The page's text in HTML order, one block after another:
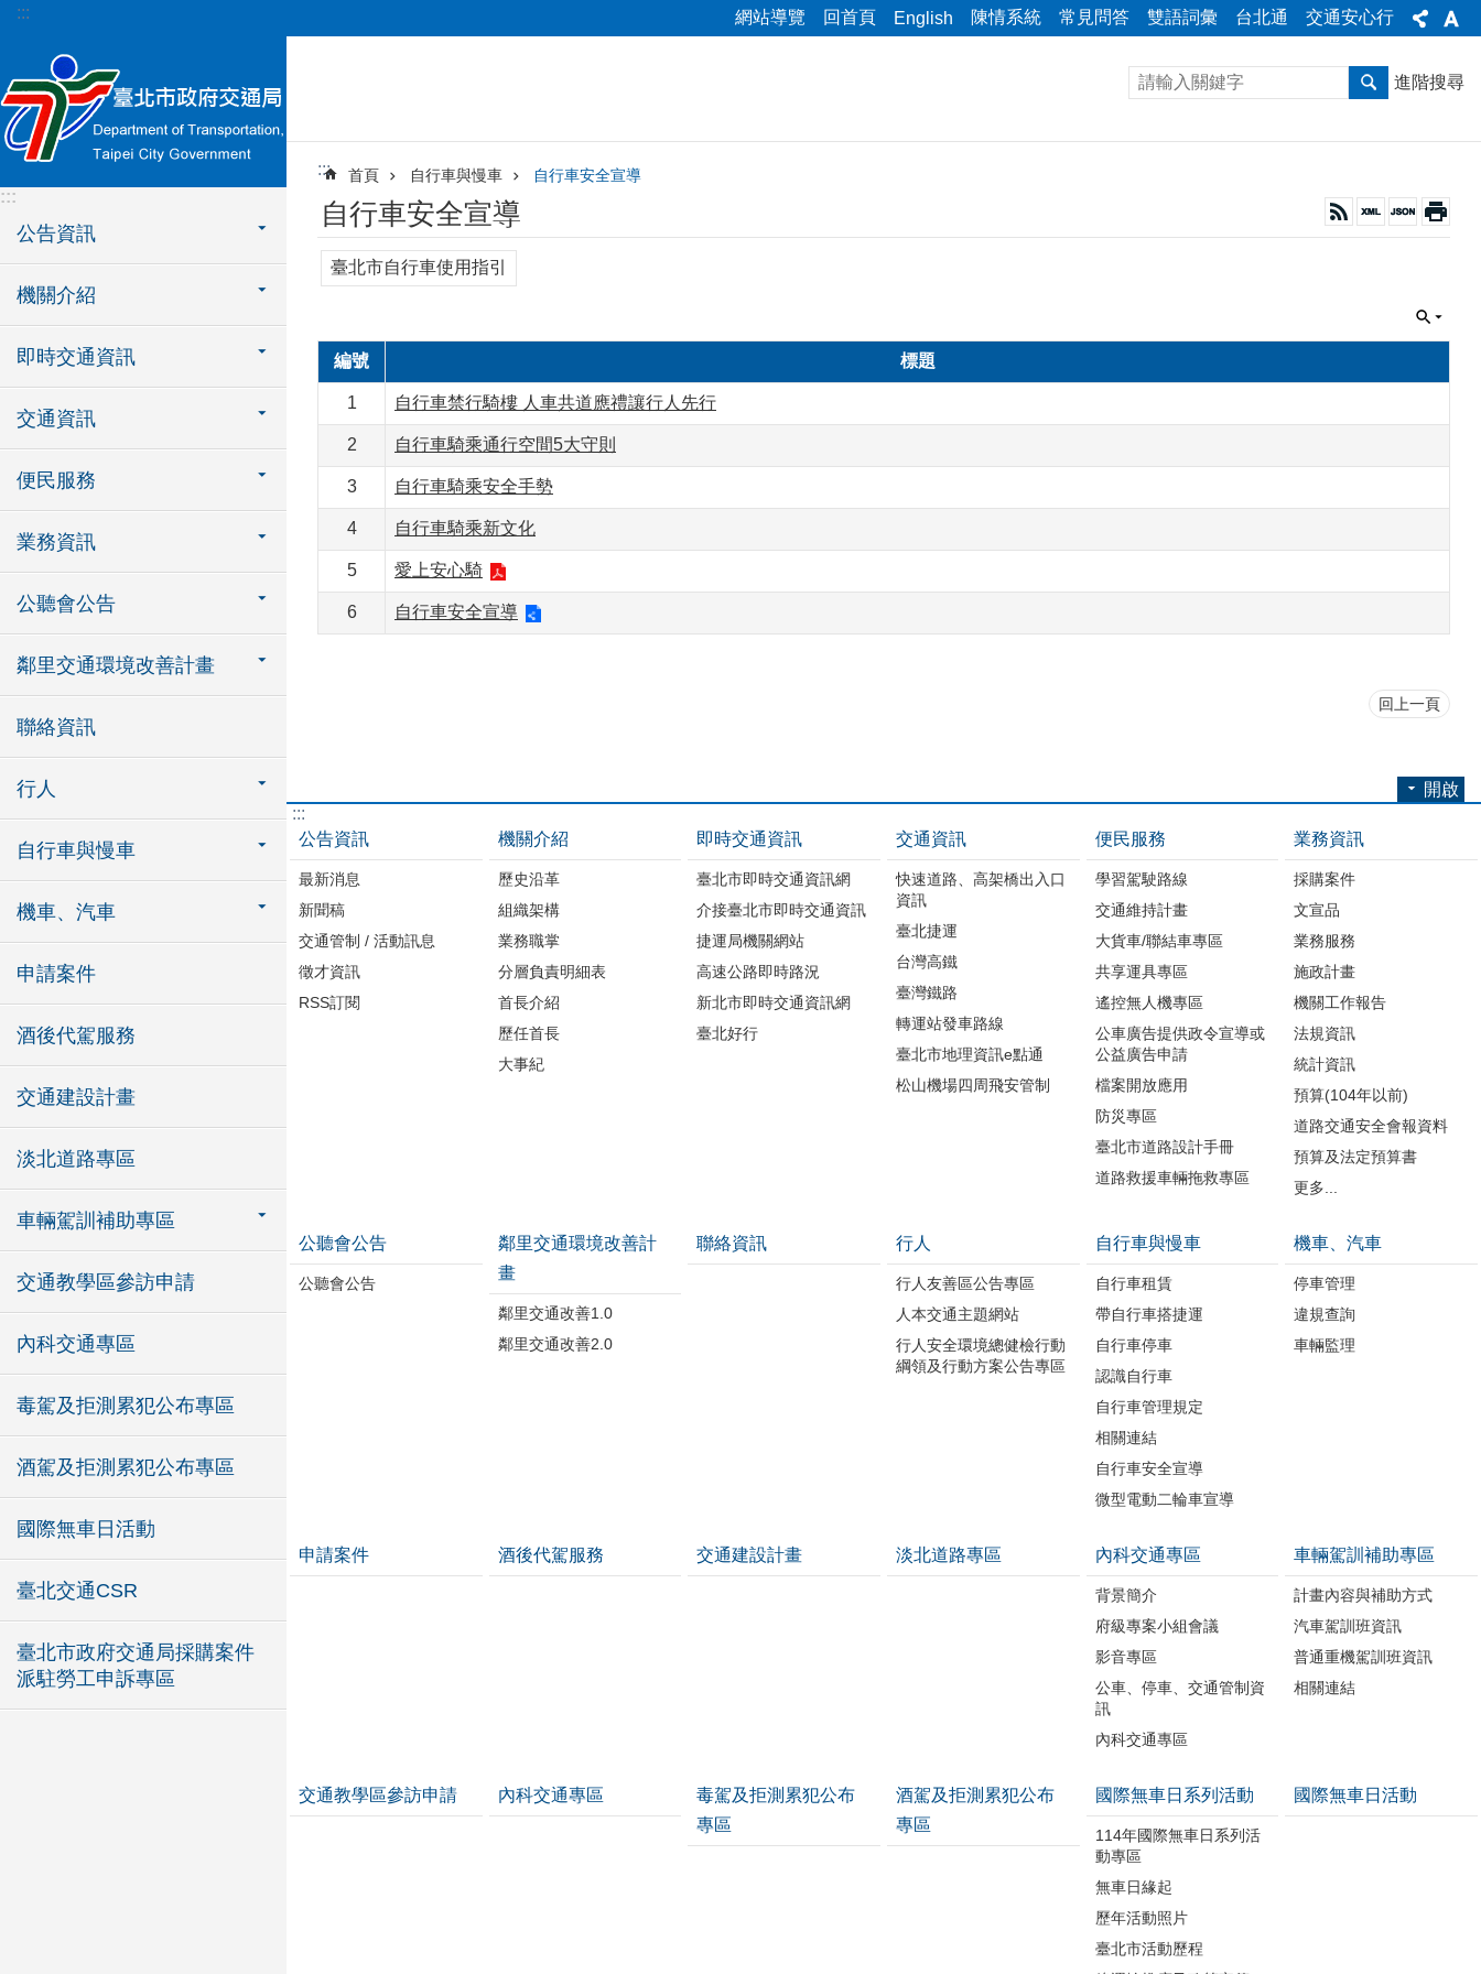
跳到主要內容區塊
::: 網站導覽 回首頁 English 陳情系統 常見問答 雙語詞彙 台北通 交通安心行
:::
公告資訊
機關介紹
即時交通資訊
交通資訊
便民服務
業務資訊
公聽會公告
鄰里交通環境改善計畫
聯絡資訊
行人
自行車與慢車
機車、汽車
申請案件
酒後代駕服務
交通建設計畫
淡北道路專區
車輛駕訓補助專區
交通教學區參訪申請
內科交通專區
毒駕及拒測累犯公布專區
酒駕及拒測累犯公布專區
國際無車日活動
臺北交通CSR
臺北市政府交通局採購案件
派駐勞工申訴專區
進階搜尋
::: 首頁 自行車與慢車 自行車安全宣導
自行車安全宣導
臺北市自行車使用指引
編號 標題
1 自行車禁行騎樓 人車共道應禮讓行人先行
2 自行車騎乘通行空間5大守則
3 自行車騎乘安全手勢
4 自行車騎乘新文化
5 愛上安心騎
6 自行車安全宣導
回上一頁
開啟
:::
公告資訊
最新消息
新聞稿
交通管制 / 活動訊息
徵才資訊
RSS訂閱
機關介紹
歷史沿革
組織架構
業務職掌
分層負責明細表
首長介紹
歷任首長
大事紀
即時交通資訊
臺北市即時交通資訊網
介接臺北市即時交通資訊
捷運局機關網站
高速公路即時路況
新北市即時交通資訊網
臺北好行
交通資訊
快速道路、高架橋出入口
資訊
臺北捷運
台灣高鐵
臺灣鐵路
轉運站發車路線
臺北市地理資訊e點通
松山機場四周飛安管制
便民服務
學習駕駛路線
交通維持計畫
大貨車/聯結車專區
共享運具專區
遙控無人機專區
公車廣告提供政令宣導或
公益廣告申請
檔案開放應用
防災專區
臺北市道路設計手冊
道路救援車輛拖救專區
業務資訊
採購案件
文宣品
業務服務
施政計畫
機關工作報告
法規資訊
統計資訊
預算(104年以前)
道路交通安全會報資料
預算及法定預算書
更多...
公聽會公告
公聽會公告
鄰里交通環境改善計
畫
鄰里交通改善1.0
鄰里交通改善2.0
聯絡資訊 行人
行人友善區公告專區
人本交通主題網站
行人安全環境總健檢行動
綱領及行動方案公告專區
自行車與慢車
自行車租賃
帶自行車搭捷運
自行車停車
認識自行車
自行車管理規定
相關連結
自行車安全宣導
微型電動二輪車宣導
機車、汽車
停車管理
違規查詢
車輛監理
申請案件 酒後代駕服務 交通建設計畫 淡北道路專區 內科交通專區
背景簡介
府級專案小組會議
影音專區
公車、停車、交通管制資
訊
內科交通專區
車輛駕訓補助專區
計畫內容與補助方式
汽車駕訓班資訊
普通重機駕訓班資訊
相關連結
交通教學區參訪申請 內科交通專區
毒駕及拒測累犯公布
專區
酒駕及拒測累犯公布
專區
國際無車日系列活動
114年國際無車日系列活
動專區
無車日緣起
歷年活動照片
臺北市活動歷程
國際無車日活動